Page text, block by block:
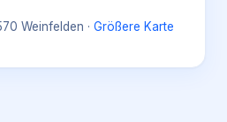
Weinfelden · Größere Karte